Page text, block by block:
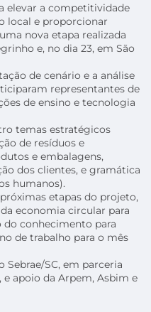
elevar a competitividade
local e proporcionar
nova etapa realizada
e, no dia 23, em São
de cenário e a análise
representantes de
de ensino e tecnologia
temas estratégicos
de resíduos e
e embalagens,
dos clientes, e gramática
humanos).
etapas do projeto,
economia circular para
do conhecimento para
de trabalho para o mês
SC, em parceria
apoio da Arpem, Asbim e